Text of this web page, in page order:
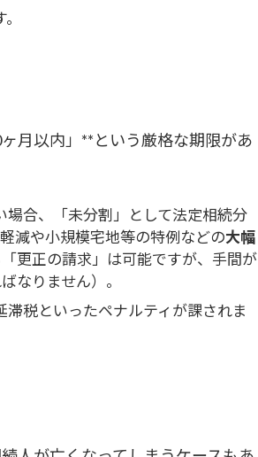
月以内」**という厳格な期限があ
合、「未分割」として法定相続分
減や小規模宅地等の特例などの大幅
更正の請求」は可能ですが、手間が
なりません）。
税といったペナルティが課されま